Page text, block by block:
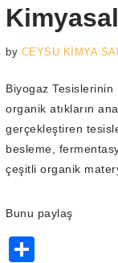
by CEYSU KİMYA
Biyogaz Tesislerinin
organik atıkların
gerçekleştiren
besleme,
çeşitli organik
Bunu paylaş